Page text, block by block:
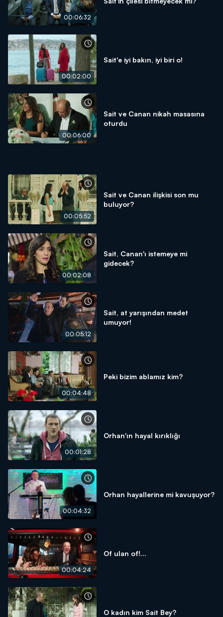
00:06:32
00:02:00
Sait'e iyi bakın, iyi biri o!
00:06:00
Sait ve Canan nikah masasına
oturdu
00:05:52
Sait ve Canan ilişkisi son mu
buluyor?
00:02:08
Sait, Canan'ı istemeye mi
gidecek?
00:05:12
Sait, at yarışından medet
umuyor!
00:04:48
Peki bizim ablamız kim?
00:01:28
Orhan'ın hayal kırıklığı
00:04:32
Orhan hayallerine mi kavuşuyor?
00:04:24
Of ulan of!...
O kadın kim Sait Bey?